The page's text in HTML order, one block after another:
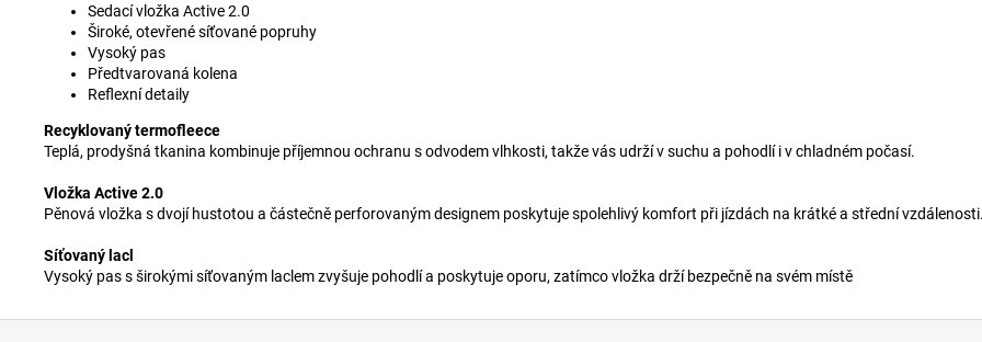
Sedací vložka Active 2.0
Široké, otevřené síťované popruhy
Vysoký pas
Předtvarovaná kolena
Reflexní detaily
Recyklovaný termofleece
Teplá, prodyšná tkanina kombinuje příjemnou ochranu s odvodem vlhkosti, takže vás udrží v suchu a pohodlí i v chladném počasí.
Vložka Active 2.0
Pěnová vložka s dvojí hustotou a částečně perforovaným designem poskytuje spolehlivý komfort při jízdách na krátké a střední
Síťovaný lacl
Vysoký pas s širokými síťovaným laclem zvyšuje pohodlí a poskytuje oporu, zatímco vložka drží bezpečně na svém místě